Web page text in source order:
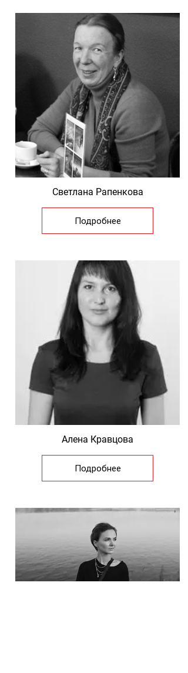
Светлана Рапенкова
Подробнее
Алена Кравцова
Подробнее